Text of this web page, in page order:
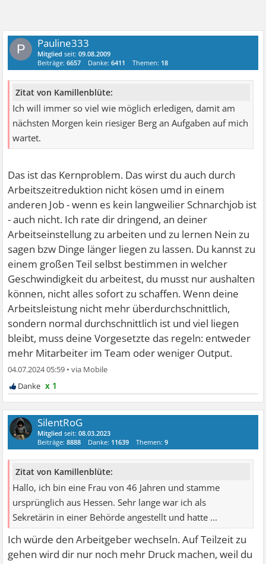
P Pauline333
Mitglied seit:09.08.2009
Beiträge:6657 Danke:6411 Themen: 18
Zitat von Kamillenblüte:
Ich will immer so viel wie möglich erledigen, damit am
nächsten Morgen kein riesiger Berg an Aufgaben auf mich
wartet.
Das ist das Kernproblem. Das wirst du auch durch
Arbeitszeitreduktion nicht kösen umd in einem
anderen Job - wenn es kein langweilier Schnarchjob ist
- auch nicht. Ich rate dir dringend, an deiner
Arbeitseinstellung zu arbeiten und zu lernen Nein zu
sagen bzw Dinge länger liegen zu lassen. Du kannst zu
einem großen Teil selbst bestimmen in welcher
Geschwindigkeit du arbeitest, du musst nur aushalten
können, nicht alles sofort zu schaffen. Wenn deine
Arbeitsleistung nicht mehr überdurchschnittlich,
sondern normal durchschnittlich ist und viel liegen
bleibt, muss deine Vorgesetzte das regeln: entweder
mehr Mitarbeiter im Team oder weniger Output.
04.07.2024 05:59 •
x 1
SilentRoG
Mitglied seit:08.03.2023
Beiträge:8888 Danke: 11639 Themen:9
Zitat von Kamillenblüte:
Hallo, ich bin eine Frau von 46 Jahren und stamme
ursprünglich aus Hessen. Sehr lange war ich als
Sekretärin in einer Behörde angestellt und hatte ...
Ich würde den Arbeitgeber wechseln. Auf Teilzeit zu
gehen wird dir nur noch mehr Druck machen, weil du